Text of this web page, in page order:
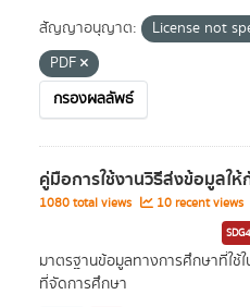
สัญญาอนุญาต: License not
PDF
กรองผลลัพธ์
คู่มือการใช้งานวิธีส่งข้อมูลใ
1080 total views 10 recent views
SDG4
มาตรฐานข้อมูลทางการศึกษาที่ใช้
ที่จัดการศึกษา